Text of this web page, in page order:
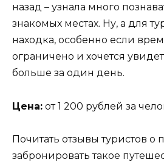
назад – узнала много
знакомых местах. Ну, а для
находка, особенно если
ограничено и хочется
больше за один день.
Цена: от 1 200 рублей за
Почитать отзывы туристов о
забронировать такое